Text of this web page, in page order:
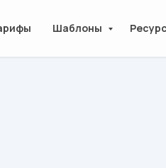
Шаблоны